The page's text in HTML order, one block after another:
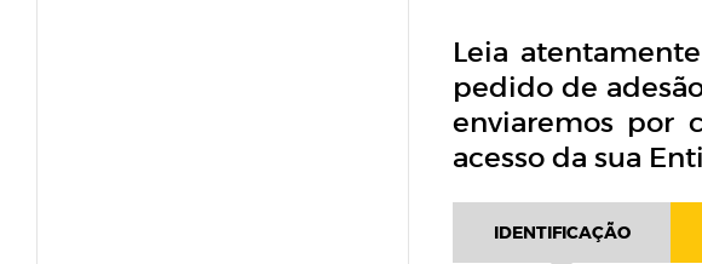
Leia
pedido de
enviaremos por
acesso da sua
IDENTIFICAÇÃO